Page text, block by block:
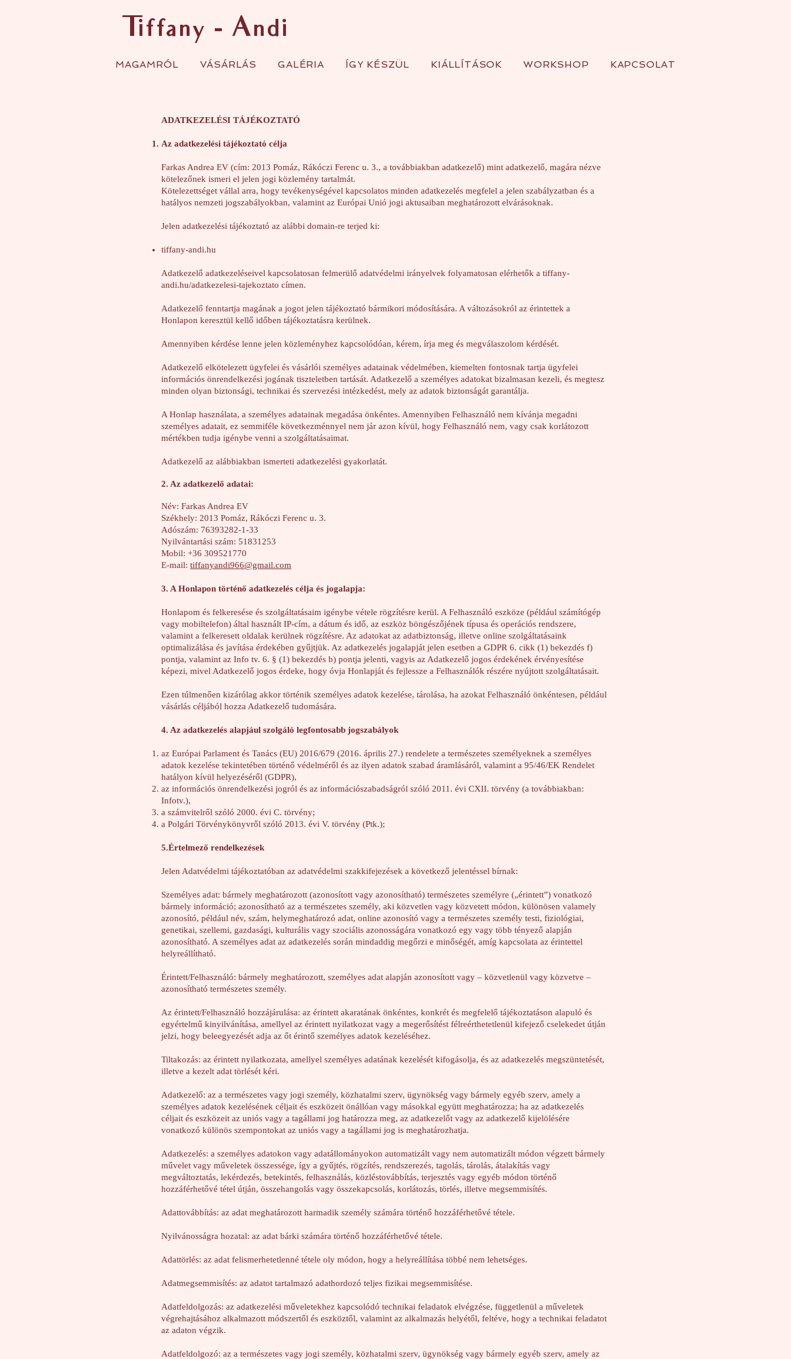
Tiffany - Andi
MAGAMRÓL VÁSÁRLÁS GALÉRIA ÍGY KÉSZÜL KIÁLLÍTÁSOK WORKSHOP KAPCSOLAT
ADATKEZELÉSI TÁJÉKOZTATÓ
Az adatkezelési tájékoztató célja
Farkas Andrea EV (cím: 2013 Pomáz, Rákóczi Ferenc u. 3., a továbbiakban adatkezelő) mint adatkezelő, magára nézve
kötelezőnek ismeri el jelen jogi közlemény tartalmát.
Kötelezettséget vállal arra, hogy tevékenységével kapcsolatos minden adatkezelés megfelel a jelen szabályzatban és a
hatályos nemzeti jogszabályokban, valamint az Európai Unió jogi aktusaiban meghatározott elvárásoknak.
Jelen adatkezelési tájékoztató az alábbi domain-re terjed ki:
tiffany-andi.hu
Adatkezelő adatkezeléseivel kapcsolatosan felmerülő adatvédelmi irányelvek folyamatosan elérhetők a tiffany-
andi.hu/adatkezelesi-tajekoztato címen.
Adatkezelő fenntartja magának a jogot jelen tájékoztató bármikori módosítására. A változásokról az érintettek a
Honlapon keresztül kellő időben tájékoztatásra kerülnek.
Amennyiben kérdése lenne jelen közleményhez kapcsolódóan, kérem, írja meg és megválaszolom kérdését.
Adatkezelő elkötelezett ügyfelei és vásárlói személyes adatainak védelmében, kiemelten fontosnak tartja ügyfelei
információs önrendelkezési jogának tiszteletben tartását. Adatkezelő a személyes adatokat bizalmasan kezeli, és megtesz
minden olyan biztonsági, technikai és szervezési intézkedést, mely az adatok biztonságát garantálja.
A Honlap használata, a személyes adatainak megadása önkéntes. Amennyiben Felhasználó nem kívánja megadni
személyes adatait, ez semmiféle következménnyel nem jár azon kívül, hogy Felhasználó nem, vagy csak korlátozott
mértékben tudja igénybe venni a szolgáltatásaimat.
Adatkezelő az alábbiakban ismerteti adatkezelési gyakorlatát.
2. Az adatkezelő adatai:
Név: Farkas Andrea EV
Székhely: 2013 Pomáz, Rákóczi Ferenc u. 3.
Adószám: 76393282-1-33
Nyilvántartási szám: 51831253
Mobil: +36 309521770
E-mail: tiffanyandi966@gmail.com
3. A Honlapon történő adatkezelés célja és jogalapja:
Honlapom és felkeresése és szolgáltatásaim igénybe vétele rögzítésre kerül. A Felhasználó eszköze (például számítógép
vagy mobiltelefon) által használt IP-cím, a dátum és idő, az eszköz böngészőjének típusa és operációs rendszere,
valamint a felkeresett oldalak kerülnek rögzítésre. Az adatokat az adatbiztonság, illetve online szolgáltatásaink
optimalizálása és javítása érdekében gyűjtjük. Az adatkezelés jogalapját jelen esetben a GDPR 6. cikk (1) bekezdés f)
pontja, valamint az Info tv. 6. § (1) bekezdés b) pontja jelenti, vagyis az Adatkezelő jogos érdekének érvényesítése
képezi, mivel Adatkezelő jogos érdeke, hogy óvja Honlapját és fejlessze a Felhasználók részére nyújtott szolgáltatásait.
Ezen túlmenően kizárólag akkor történik személyes adatok kezelése, tárolása, ha azokat Felhasználó önkéntesen, például
vásárlás céljából hozza Adatkezelő tudomására.
4. Az adatkezelés alapjául szolgáló legfontosabb jogszabályok
az Európai Parlament és Tanács (EU) 2016/679 (2016. április 27.) rendelete a természetes személyeknek a személyes
adatok kezelése tekintetében történő védelméről és az ilyen adatok szabad áramlásáról, valamint a 95/46/EK Rendelet
hatályon kívül helyezéséről (GDPR),
az információs önrendelkezési jogról és az információszabadságról szóló 2011. évi CXII. törvény (a továbbiakban:
Infotv.),
a számvitelről szóló 2000. évi C. törvény;
a Polgári Törvénykönyvről szóló 2013. évi V. törvény (Ptk.);
5.Értelmező rendelkezések
Jelen Adatvédelmi tájékoztatóban az adatvédelmi szakkifejezések a következő jelentéssel bírnak:
Személyes adat: bármely meghatározott (azonosított vagy azonosítható) természetes személyre („érintett”) vonatkozó
bármely információ; azonosítható az a természetes személy, aki közvetlen vagy közvetett módon, különösen valamely
azonosító, például név, szám, helymeghatározó adat, online azonosító vagy a természetes személy testi, fiziológiai,
genetikai, szellemi, gazdasági, kulturális vagy szociális azonosságára vonatkozó egy vagy több tényező alapján
azonosítható. A személyes adat az adatkezelés során mindaddig megőrzi e minőségét, amíg kapcsolata az érintettel
helyreállítható.
Érintett/Felhasználó: bármely meghatározott, személyes adat alapján azonosított vagy – közvetlenül vagy közvetve –
azonosítható természetes személy.
Az érintett/Felhasználó hozzájárulása: az érintett akaratának önkéntes, konkrét és megfelelő tájékoztatáson alapuló és
egyértelmű kinyilvánítása, amellyel az érintett nyilatkozat vagy a megerősítést félreérthetetlenül kifejező cselekedet útján
jelzi, hogy beleegyezését adja az őt érintő személyes adatok kezeléséhez.
Tiltakozás: az érintett nyilatkozata, amellyel személyes adatának kezelését kifogásolja, és az adatkezelés megszüntetését,
illetve a kezelt adat törlését kéri.
Adatkezelő: az a természetes vagy jogi személy, közhatalmi szerv, ügynökség vagy bármely egyéb szerv, amely a
személyes adatok kezelésének céljait és eszközeit önállóan vagy másokkal együtt meghatározza; ha az adatkezelés
céljait és eszközeit az uniós vagy a tagállami jog határozza meg, az adatkezelőt vagy az adatkezelő kijelölésére
vonatkozó különös szempontokat az uniós vagy a tagállami jog is meghatározhatja.
Adatkezelés: a személyes adatokon vagy adatállományokon automatizált vagy nem automatizált módon végzett bármely
művelet vagy műveletek összessége, így a gyűjtés, rögzítés, rendszerezés, tagolás, tárolás, átalakítás vagy
megváltoztatás, lekérdezés, betekintés, felhasználás, közléstovábbítás, terjesztés vagy egyéb módon történő
hozzáférhetővé tétel útján, összehangolás vagy összekapcsolás, korlátozás, törlés, illetve megsemmisítés.
Adattovábbítás: az adat meghatározott harmadik személy számára történő hozzáférhetővé tétele.
Nyilvánosságra hozatal: az adat bárki számára történő hozzáférhetővé tétele.
Adattörlés: az adat felismerhetetlenné tétele oly módon, hogy a helyreállítása többé nem lehetséges.
Adatmegsemmisítés: az adatot tartalmazó adathordozó teljes fizikai megsemmisítése.
Adatfeldolgozás: az adatkezelési műveletekhez kapcsolódó technikai feladatok elvégzése, függetlenül a műveletek
végrehajtásához alkalmazott módszertől és eszköztől, valamint az alkalmazás helyétől, feltéve, hogy a technikai feladatot
az adaton végzik.
Adatfeldolgozó: az a természetes vagy jogi személy, közhatalmi szerv, ügynökség vagy bármely egyéb szerv, amely az